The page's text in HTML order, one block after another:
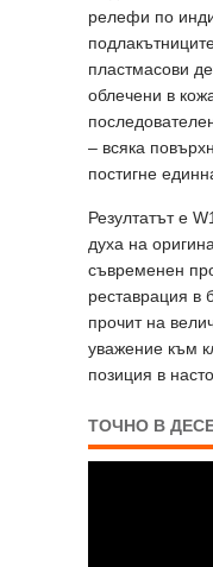
релефи по
пластмасови
облечени в
– всяка
постигне
Резултатът е
духа на
съвременен
реставрация в
прочит на
уважение към
позиция в
ТОЧНО В